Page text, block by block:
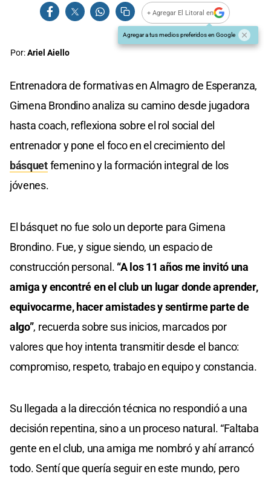
+ Agregar El Litoral en
Agregar a tus medios preferidos en Google
Por:Ariel Aiello
Entrenadora de formativas en Almagro de Esperanza,
Gimena Brondino analiza su camino desde jugadora
hasta coach, reflexiona sobre el rol social del
entrenador y pone el foco en el crecimiento del
básquetfemenino y la formación integral de los
jóvenes.
El básquet no fue solo un deporte para Gimena
Brondino. Fue, y sigue siendo, un espacio de
construcción personal. “A los 11 años me invitó una
amiga y encontré en el club un lugar donde aprender,
equivocarme, hacer amistades y sentirme parte de
algo”, recuerda sobre sus inicios, marcados por
valores que hoy intenta transmitir desde el banco:
compromiso, respeto, trabajo en equipo y constancia.
Su llegada a la dirección técnica no respondió a una
decisión repentina, sino a un proceso natural. “Faltaba
gente en el club, una amiga me nombró y ahí arrancó
todo. Sentí que quería seguir en este mundo, pero